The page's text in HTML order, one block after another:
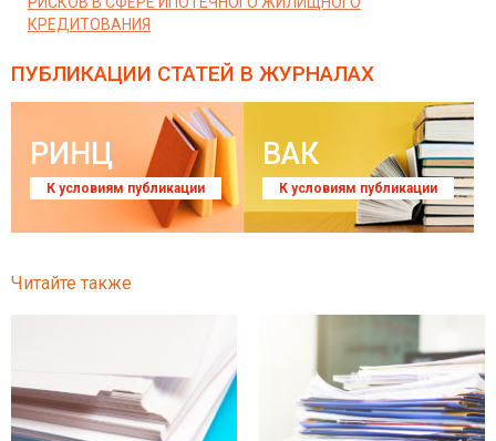
КРЕДИТОВАНИЯ
ПУБЛИКАЦИИ СТАТЕЙ В ЖУРНАЛАХ
РИНЦ
К условиям публикации
ВАК
К условиям публикации
Читайте также